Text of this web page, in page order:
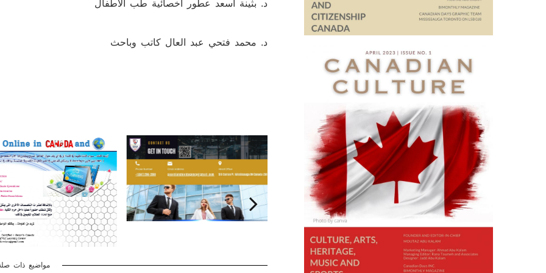
د. بثينة أسعد عطور أخصائية طب الأطفال
د. محمد فتحي عبد العال كاتب وباحث
مواضيع ذات